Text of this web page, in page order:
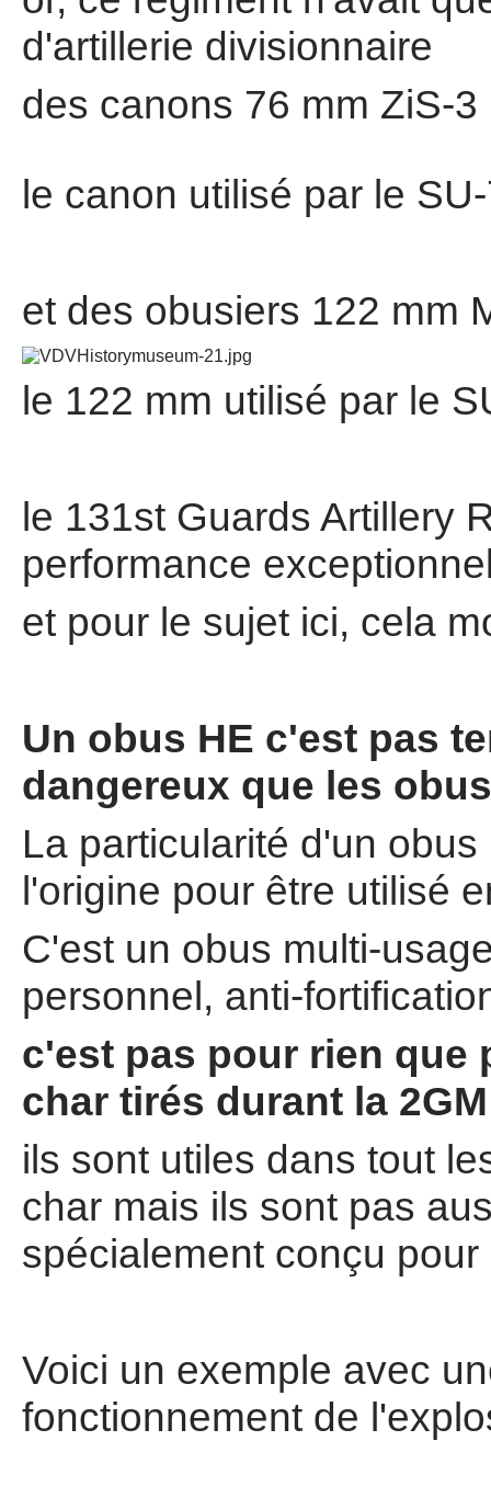
d'artillerie divisionnaire
des canons 76 mm ZiS-3
le canon utilisé par le
et des obusiers 122 mm
le 122 mm utilisé par le
le 131st Guards Artillery
performance
et pour le sujet ici, cela
Un obus HE c'est pas
dangereux que les
La particularité d'un
l'origine pour être utilisé
C'est un obus multi-
personnel, anti-
c'est pas pour rien que
char tirés durant la
ils sont utiles dans tout
char mais ils sont pas
spécialement conçu
Voici un exemple avec
fonctionnement de